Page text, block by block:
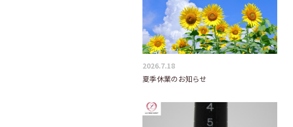
2026.7.18
夏季休業のお知らせ